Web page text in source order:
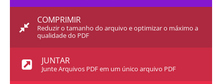
COMPRIMIR
Reduzir o tamanho do arquivo e optimizar o máximo a
qualidade do PDF
JUNTAR
Junte Arquivos PDF em um único arquivo PDF